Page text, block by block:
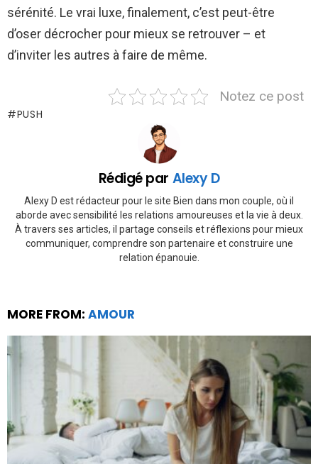
sérénité. Le vrai luxe, finalement, c’est peut-être
d’oser décrocher pour mieux se retrouver – et
d’inviter les autres à faire de même.
Notez ce post
PUSH
Rédigé par Alexy D
Alexy D est rédacteur pour le site Bien dans mon couple, où il
aborde avec sensibilité les relations amoureuses et la vie à deux.
À travers ses articles, il partage conseils et réflexions pour mieux
communiquer, comprendre son partenaire et construire une
relation épanouie.
MORE FROM: AMOUR